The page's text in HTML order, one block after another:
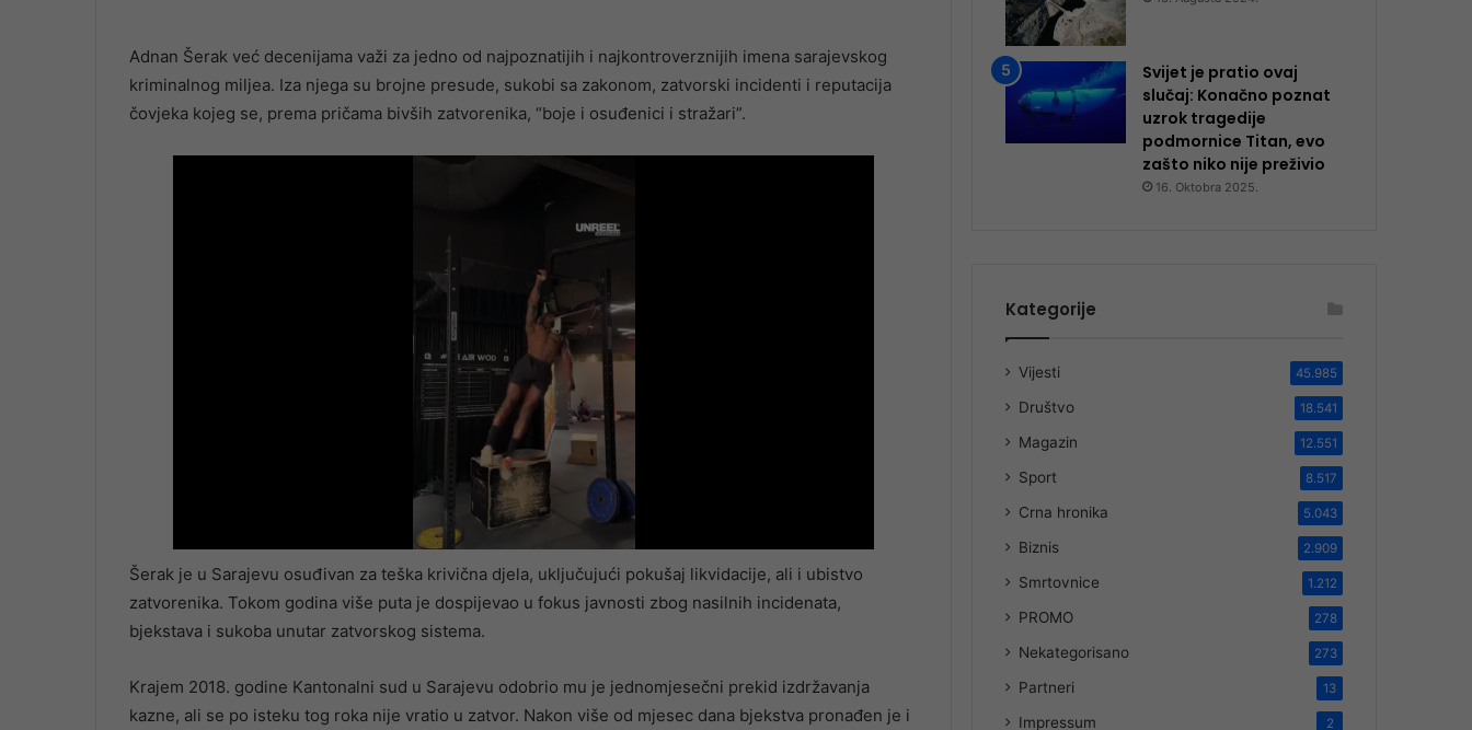
Adnan Šerak već decenijama važi za jedno od najpoznatijih i najkontroverznijih imena sarajevskog
kriminalnog miljea. Iza njega su brojne presude, sukobi sa zakonom, zatvorski incidenti i reputacija
čovjeka kojeg se, prema pričama bivših zatvorenika, “boje i osuđenici i stražari”.
Šerak je u Sarajevu osuđivan za teška krivična djela, uključujući pokušaj likvidacije, ali i ubistvo
zatvorenika. Tokom godina više puta je dospijevao u fokus javnosti zbog nasilnih incidenata,
bjekstava i sukoba unutar zatvorskog sistema.
Krajem 2018. godine Kantonalni sud u Sarajevu odobrio mu je jednomjesečni prekid izdržavanja
kazne, ali se po isteku tog roka nije vratio u zatvor. Nakon više od mjesec dana bjekstva pronađen je i
Svijet je pratio ovaj
slučaj: Konačno poznat
uzrok tragedije
podmornice Titan, evo
zašto niko nije preživio
16. Oktobra 2025.
Kategorije
Vijesti 45.985
Društvo 18.541
Magazin 12.551
Sport 8.517
Crna hronika 5.043
Biznis 2.909
Smrtovnice 1.212
PROMO 278
Nekategorisano 273
Partneri 13
Impressum 2